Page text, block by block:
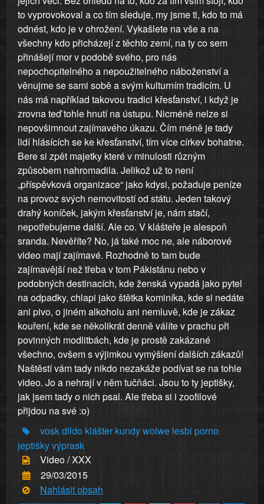
to vyprovokoval a co tím sleduje, my jsme ti, kdo to má
odnést, kdo je v ohrožení. Vykašlete na vše a na
všechny kdo přicházejí z těchto zemí, na ty co sem
přinášejí mor v podobě svého, pro nás
nepochopitelného a nepoužitelného náboženství a
věnujme se sami sobě a svým kulturním tradicím. U
nás má například takovou tradici křesťanství, i když je
zrovna teď tohle hnutí na ústupu. Nicméně nelze si
nepovšimnout zajímavého úkazu. Čím méně je tady
lidí hlásících se ke křesťanství, tím více církev bohatne.
Bere si zpět majetky které v minulosti různým
způsobem nahromadila. Jelikož už to není
„příspěvková organizace“ jako kdysi, požaduje peníze
na provoz svých nemovitostí od státu. Jeden takový
drahý koníček, jakým křesťanství je, nám stačí,
nepotřebujeme další. Ale co. V klášteře je alespoň
sranda. Nevěříte? No, já také moc ne, ale náborové
video mají zajímavé. Rozhodně to tam bude
zajímavější než třeba v tom Pákistánu nebo v
podobných destinacích, kde ženská vypadá jako pytel
na odpadky, chlapi jako štětka kominíka, kde si nedáte
ani pivo, o jiném alkoholu ani nemluvě, kde je zákaz
kouření, kde se několikrát denně válíte v prachu při
povinných modlitbách, kde je prostě zakázané
všechno, ovšem s výjimkou vymýšlení dalších zákazů!
Naštěstí vám tady nikdo nezakáže podívat se na tohle
video. Jo a nehrají v něm tučňáci. Jsou to ty jeptišky,
jak jsem tady o nich psal. Ale třeba si i zoofilové
přijdou na své :o)
voskdildo klášter kundywolwe lesbi porno
jeptiškyvýprask
Video / XXX
29/03/2015
Nahlásit obsah